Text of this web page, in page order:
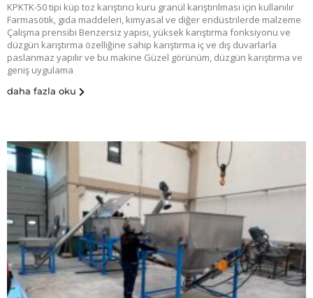
KPKTK-50 tipi küp toz karıştırıcı kuru granül karıştırılması için kullanılır
Farmasötik, gıda maddeleri, kimyasal ve diğer endüstrilerde malzeme
Çalışma prensibi Benzersiz yapısı, yüksek karıştırma fonksiyonu ve
düzgün karıştırma özelliğine sahip karıştırma iç ve dış duvarlarla
paslanmaz yapılır ve bu makine Güzel görünüm, düzgün karıştırma ve
geniş uygulama
daha fazla oku